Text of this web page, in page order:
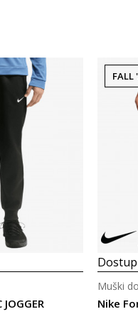
FALL
Nike
Muški